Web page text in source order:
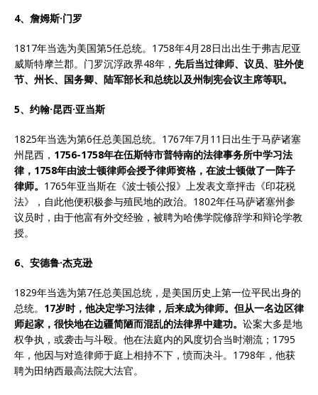
4、詹姆斯·门罗
1817年当选为美国第5任总统。1758年4月28日出出生于弗吉尼亚
威斯特摩兰郡。门罗沉浮政界48年， 先后当过律师、议员、驻外使
节、州长、国务卿、陆军部长和总统以及州制宪会议主席等职。
5、约翰·昆西·亚当斯
1825年当选为第6任总美国总统。1767年7月11日出生于马萨诸塞
州昆西， 1756-1758年在伍斯特市普特南的法律事务所中学习法
律， 1758年由波士顿律师会授予律师资格，在波士顿做了一阵子
律师。 1765年亚当斯在《波士顿公报》上发表文章抨击《印花税
法》，自此他便积极参与殖民地的政治。1802年任马萨诸塞州参
议员时，由于他富有外交经验，被聘为哈佛学院修辞学和辩论学教
授。
6、安德鲁·杰克逊
1829年当选为第7任总美国总统，是美国历史上第一位平民出身的
总统。 17岁时，他决定学习法律，后来成为律师。但从一名边区律
师起家，很快地在边疆简陋而混乱的法律界中建功。 讼案大多是地
权争执，或袭击与斗殴。他在法庭内的风度切合当时潮流；1795
年，他因与对造律师于庭上相持不下，愤而决斗。1798年，他获
聘为田纳西最高法院大法官。